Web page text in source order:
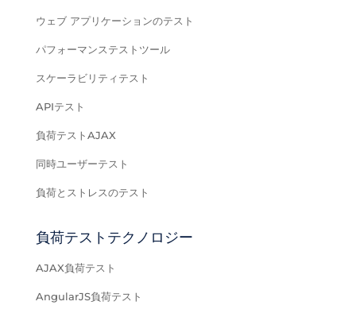
ウェブ アプリケーションのテスト
パフォーマンステストツール
スケーラビリティテスト
APIテスト
負荷テストAJAX
同時ユーザーテスト
負荷とストレスのテスト
負荷テストテクノロジー
AJAX負荷テスト
AngularJS負荷テスト